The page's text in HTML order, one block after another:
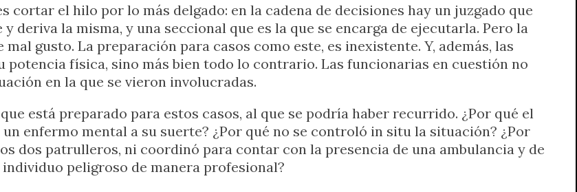
cortar el hilo por lo más delgado: en la cadena de decisiones hay un juzgado que
deriva la misma, y una seccional que es la que se encarga de ejecutarla. Pero la
gusto. La preparación para casos como este, es inexistente. Y, además, las
física, sino más bien todo lo contrario. Las funcionarias en cuestión no
en la que se vieron involucradas.
está preparado para estos casos, al que se podría haber recurrido. ¿Por qué el
enfermo mental a su suerte? ¿Por qué no se controló in situ la situación? ¿Por
dos patrulleros, ni coordinó para contar con la presencia de una ambulancia y de
peligroso de manera profesional?